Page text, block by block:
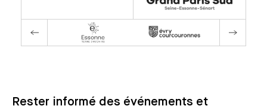
Rester informé des événements et